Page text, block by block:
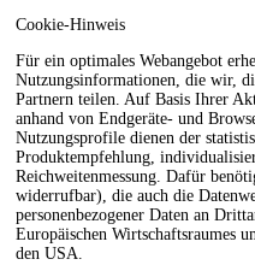
Cookie-Hinweis
Für ein optimales Webangebot
Nutzungsinformationen, die wir,
Partnern teilen. Auf Basis Ihrer
anhand von Endgeräte- und
Nutzungsprofile dienen der
Produktempfehlung,
Reichweitenmessung. Dafür
widerrufbar), die auch die
personenbezogener Daten an
Europäischen Wirtschaftsraumes
den USA.